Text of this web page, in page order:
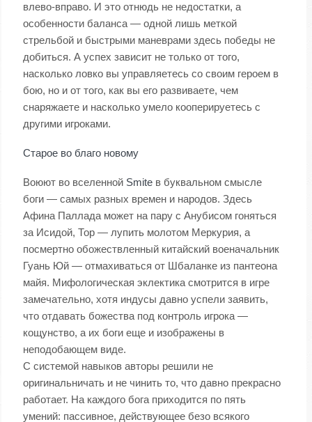
влево-вправо. И это отнюдь не недостатки, а
особенности баланса — одной лишь меткой
стрельбой и быстрыми маневрами здесь победы не
добиться. А успех зависит не только от того,
насколько ловко вы управляетесь со своим героем в
бою, но и от того, как вы его развиваете, чем
снаряжаете и насколько умело кооперируетесь с
другими игроками.
Старое во благо новому
Воюют во вселенной Smite в буквальном смысле
боги — самых разных времен и народов. Здесь
Афина Паллада может на пару с Анубисом гоняться
за Исидой, Тор — лупить молотом Меркурия, а
посмертно обожествленный китайский военачальник
Гуань Юй — отмахиваться от Шбаланке из пантеона
майя. Мифологическая эклектика смотрится в игре
замечательно, хотя индусы давно успели заявить,
что отдавать божества под контроль игрока —
кощунство, а их боги еще и изображены в
неподобающем виде.
С системой навыков авторы решили не
оригинальничать и не чинить то, что давно прекрасно
работает. На каждого бога приходится по пять
умений: пассивное, действующее безо всякого